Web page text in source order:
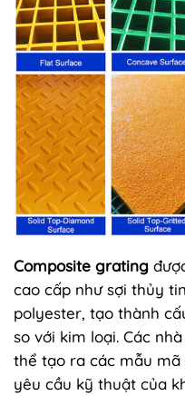
Composite grating
cao cấp như sợi thủy
polyester, tạo thành
so với kim loại. Các
thể tạo ra các mẫu
yêu cầu kỹ thuật của